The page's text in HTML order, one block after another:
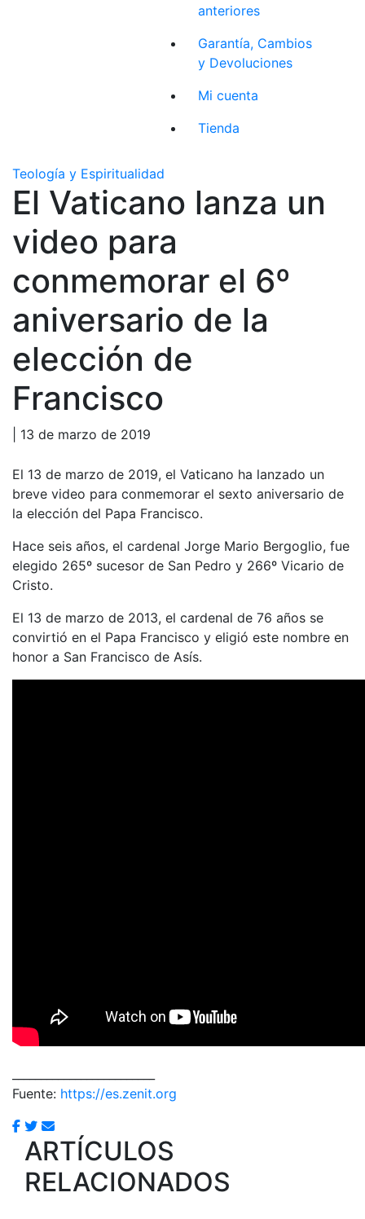
anteriores
Garantía, Cambios
y Devoluciones
Mi cuenta
Tienda
Teología y Espiritualidad
El Vaticano lanza un
video para
conmemorar el 6º
aniversario de la
elección de
Francisco
| 13 de marzo de 2019
El 13 de marzo de 2019, el Vaticano ha lanzado un
breve video para conmemorar el sexto aniversario de
la elección del Papa Francisco.
Hace seis años, el cardenal Jorge Mario Bergoglio, fue
elegido 265º sucesor de San Pedro y 266º Vicario de
Cristo.
El 13 de marzo de 2013, el cardenal de 76 años se
convirtió en el Papa Francisco y eligió este nombre en
honor a San Francisco de Asís.
Fuente: https://es.zenit.org
ARTÍCULOS
RELACIONADOS